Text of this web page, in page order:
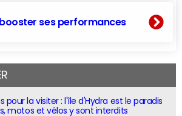
ses performances
pour la visiter : l'île d'Hydra est le paradis
motos et vélos y sont interdits